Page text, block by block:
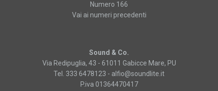
Numero 166
Vai ai numeri precedenti
Sound & Co.
Via Redipuglia, 43 - 61011 Gabicce Mare, PU
Tel. 333 6478123 - alfio@soundlite.it
P.iva 01364470417